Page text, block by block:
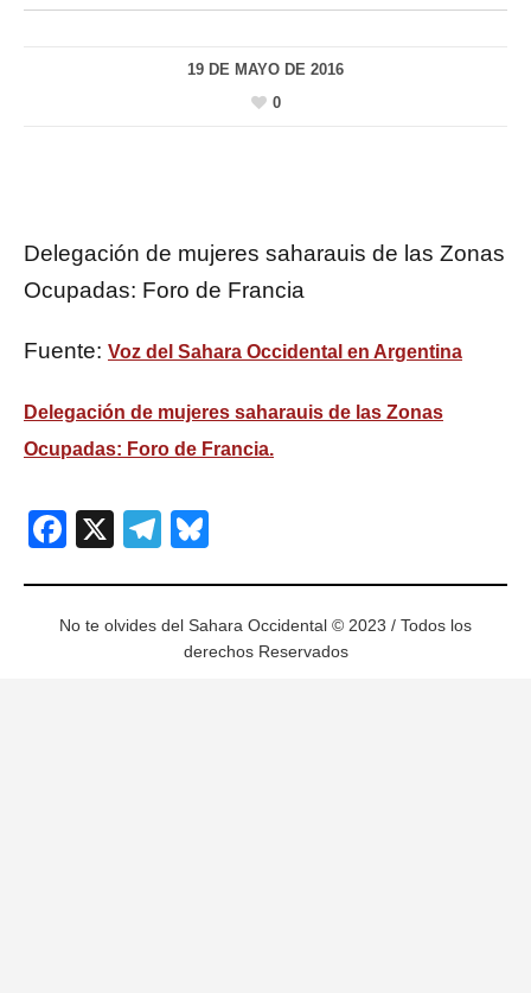
19 DE MAYO DE 2016
0
Delegación de mujeres saharauis de las Zonas
Ocupadas: Foro de Francia
Fuente: Voz del Sahara Occidental en Argentina
Delegación de mujeres saharauis de las Zonas
Ocupadas: Foro de Francia.
Facebook
X Telegram
No te olvides del Sahara Occidental © 2023 / Todos los
derechos Reservados